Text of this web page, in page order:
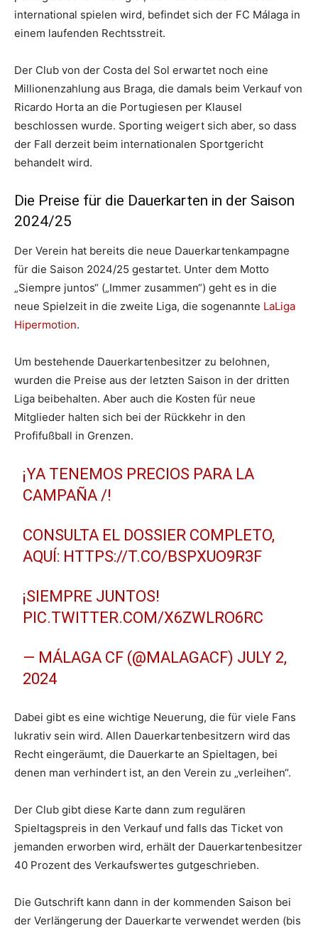
international spielen wird, befindet sich der FC Málaga in
einem laufenden Rechtsstreit.
Der Club von der Costa del Sol erwartet noch eine
Millionenzahlung aus Braga, die damals beim Verkauf von
Ricardo Horta an die Portugiesen per Klausel
beschlossen wurde. Sporting weigert sich aber, so dass
der Fall derzeit beim internationalen Sportgericht
behandelt wird.
Die Preise für die Dauerkarten in der Saison
2024/25
Der Verein hat bereits die neue Dauerkartenkampagne
für die Saison 2024/25 gestartet. Unter dem Motto
„Siempre juntos“ („Immer zusammen“) geht es in die
neue Spielzeit in die zweite Liga, die sogenannte LaLiga
Hipermotion.
Um bestehende Dauerkartenbesitzer zu belohnen,
wurden die Preise aus der letzten Saison in der dritten
Liga beibehalten. Aber auch die Kosten für neue
Mitglieder halten sich bei der Rückkehr in den
Profifußball in Grenzen.
¡YA TENEMOS PRECIOS PARA LA
CAMPAÑA /!
CONSULTA EL DOSSIER COMPLETO,
AQUÍ: HTTPS://T.CO/BSPXUO9R3F
¡SIEMPRE JUNTOS!
PIC.TWITTER.COM/X6ZWLRO6RC
— MÁLAGA CF (@MALAGACF) JULY 2,
2024
Dabei gibt es eine wichtige Neuerung, die für viele Fans
lukrativ sein wird. Allen Dauerkartenbesitzern wird das
Recht eingeräumt, die Dauerkarte an Spieltagen, bei
denen man verhindert ist, an den Verein zu „verleihen“.
Der Club gibt diese Karte dann zum regulären
Spieltagspreis in den Verkauf und falls das Ticket von
jemanden erworben wird, erhält der Dauerkartenbesitzer
40 Prozent des Verkaufswertes gutgeschrieben.
Die Gutschrift kann dann in der kommenden Saison bei
der Verlängerung der Dauerkarte verwendet werden (bis